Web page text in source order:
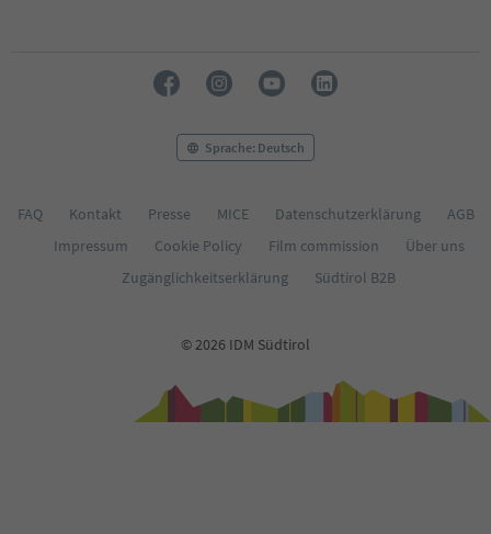
Sprache: Deutsch
FAQ Kontakt Presse MICE Datenschutzerklärung
AGB
Impressum
Cookie Policy Film commission
Über uns
Zugänglichkeitserklärung
Südtirol B2B
© 2026 IDM Südtirol